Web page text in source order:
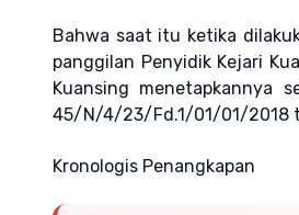
Bahwa saat itu ketika
panggilan Penyidik Kejari
Kuansing menetapkannya
45/N/4/23/Fd.1/01/01/2018
Kronologis Penangkapan